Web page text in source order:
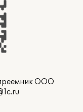
ООО